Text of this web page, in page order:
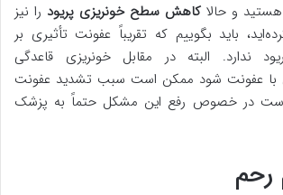
و حالا کاهش سطح خونریزی پریود را نیز
باید بگوییم که تقریباً عفونت تأثیری بر
ندارد. البته در مقابل خونریزی قاعدگی
با عفونت شود ممکن است سبب تشدید عفونت
است در خصوص رفع این مشکل حتماً به پزشک
رحم